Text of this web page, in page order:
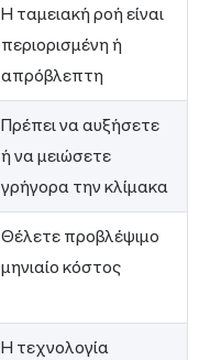
Η ταμειακή ροή είναι
περιορισμένη ή
απρόβλεπτη
Πρέπει να αυξήσετε
ή να μειώσετε
γρήγορα την κλίμακα
Θέλετε προβλέψιμο
μηνιαίο κόστος
Η τεχνολογία